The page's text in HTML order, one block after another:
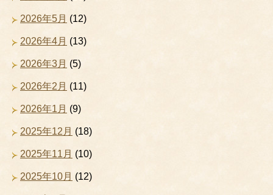
2026年5月 (12)
2026年4月 (13)
2026年3月 (5)
2026年2月 (11)
2026年1月 (9)
2025年12月 (18)
2025年11月 (10)
2025年10月 (12)